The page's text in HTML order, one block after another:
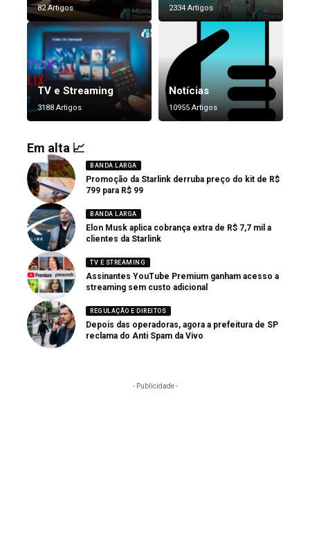
82 Artigos 2334 Artigos
TV e Streaming
3188 Artigos
Notícias
10955 Artigos
Em alta 📈
BANDA LARGA
Promoção da Starlink derruba preço do kit de R$
799 para R$ 99
BANDA LARGA
Elon Musk aplica cobrança extra de R$ 7,7 mil a
clientes da Starlink
TV E STREAMING
Assinantes YouTube Premium ganham acesso a
streaming sem custo adicional
REGULAÇÃO E DIREITOS
Depois das operadoras, agora a prefeitura de SP
reclama do Anti Spam da Vivo
- Publicidade -